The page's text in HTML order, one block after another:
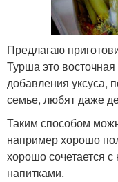
Предлагаю
Турша это восточная
добавления уксуса,
семье, любят даже
Таким способом
например хорошо
хорошо сочетается
напитками.